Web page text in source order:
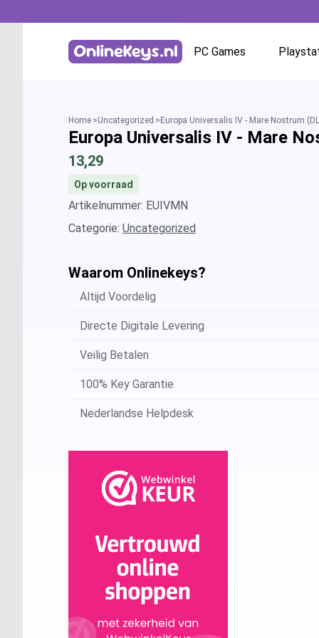
PC Games
GOG.com
Home Uncategorized Europa Universalis IV - Mare Nostrum
Europa Universalis IV - Mare
13,29
Op voorraad
Artikelnummer: EUIVMN
Categorie: Uncategorized
Waarom Onlinekeys?
Altijd Voordelig
Directe Digitale Levering
Veilig Betalen
100% Key Garantie
Nederlandse Helpdesk